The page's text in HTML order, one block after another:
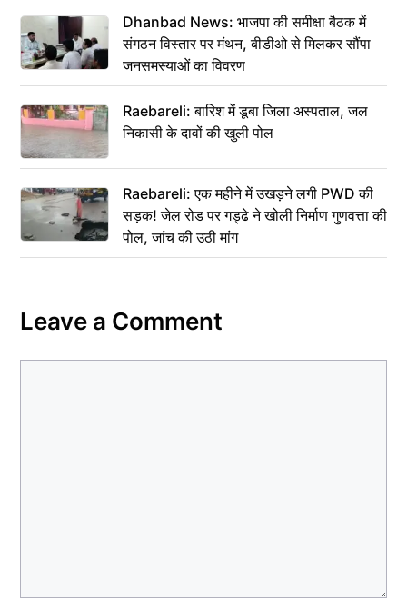
Dhanbad News: भाजपा की समीक्षा बैठक में
संगठन विस्तार पर मंथन, बीडीओ से मिलकर सौंपा
जनसमस्याओं का विवरण
Raebareli: बारिश में डूबा जिला अस्पताल, जल
निकासी के दावों की खुली पोल
Raebareli: एक महीने में उखड़ने लगी PWD की
सड़क! जेल रोड पर गड्ढे ने खोली निर्माण गुणवत्ता की
पोल, जांच की उठी मांग
Leave a Comment